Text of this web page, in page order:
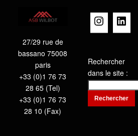
27/29 rue de
bassano 75008
paris
+33 (0)1 76 73
28 65 (Tel)
+33 (0)1 76 73
28 10 (Fax)
Instagram
Rechercher
dans le site :
Rechercher